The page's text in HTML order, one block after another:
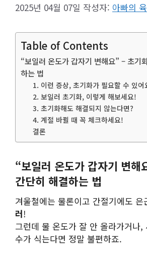
2025년 04월 07일 작성자: 아빠의
Table of Contents
“보일러 온도가 갑자기 변해요” – 초기
하는 법
1. 이런 증상, 초기화가 필요할 수 있어
2. 보일러 초기화, 이렇게 해보세요!
3. 초기화해도 해결되지 않는다면?
4. 계절 바뀔 때 꼭 체크하세요!
결론
“보일러 온도가 갑자기 변해
간단히 해결하는 법
겨울철에는 물론이고 간절기에도 은
러!
그런데 물 온도가 잘 안 올라가거나,
수가 식는다면 정말 불편하죠.